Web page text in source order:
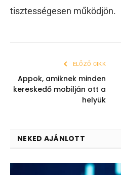
tisztességesen működjön.
ELŐZŐ CIKK
Appok, amiknek minden
kereskedő mobilján ott a
helyük
NEKED AJÁNLOTT